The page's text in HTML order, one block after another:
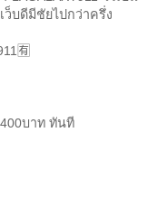
บดีมีชัยไปกว่าครึ่ง
บาท ทันที